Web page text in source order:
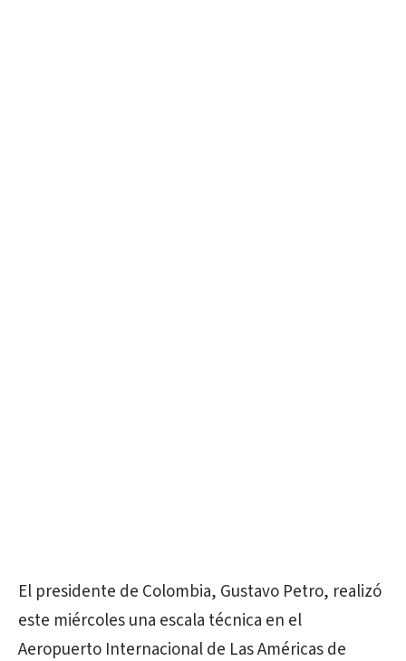
El presidente de Colombia, Gustavo Petro, realizó
este miércoles una escala técnica en el
Aeropuerto Internacional de Las Américas de